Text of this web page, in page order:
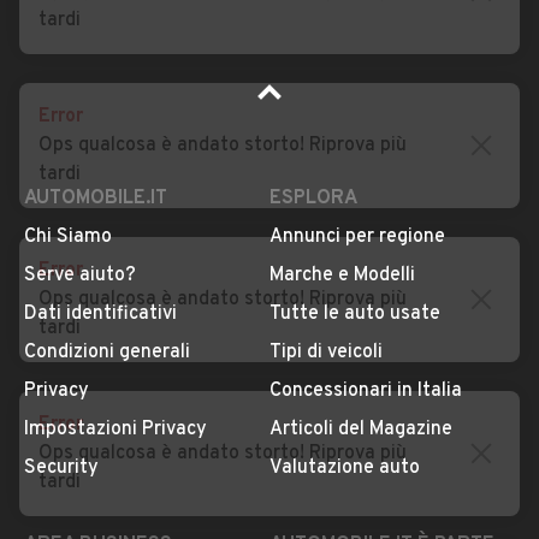
AUTOMOBILE.IT
Chi Siamo
Serve aiuto?
Dati identificativi
Condizioni generali
Privacy
Impostazioni Privacy
Security
ESPLORA
Annunci per regione
Marche e Modelli
Tutte le auto usate
Tipi di veicoli
Concessionari in Italia
Articoli del Magazine
Valutazione auto
tardi
Error
Ops qualcosa è andato storto! Riprova più
tardi
Error
Ops qualcosa è andato storto! Riprova più
tardi
Error
Ops qualcosa è andato storto! Riprova più
tardi